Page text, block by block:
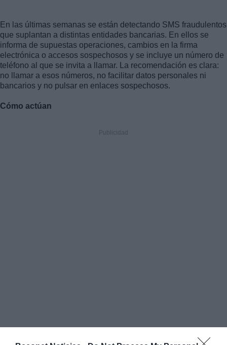
En las últimas semanas se están detectando SMS fraudulentos
que suplantan a distintas entidades bancarias. En ellos se
informa de supuestas operaciones, cambios en la firma
electrónica o accesos sospechosos y se incluye un número de
teléfono al que se invita a llamar. La recomendación es clara:
no llamar a esos números, no facilitar datos personales ni
bancarios y no pulsar en enlaces sospechosos.
Cómo actúan